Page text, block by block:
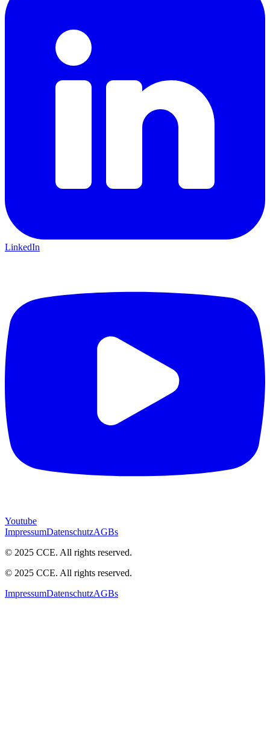
LinkedIn
Youtube
ImpressumDatenschutzAGBs
© 2025 CCE. All rights reserved.
© 2025 CCE. All rights reserved.
ImpressumDatenschutzAGBs